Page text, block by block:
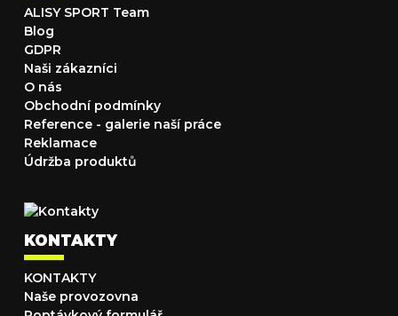
ALISY SPORT Team
Blog
GDPR
Naši zákazníci
O nás
Obchodní podmínky
Reference - galerie naší práce
Reklamace
Údržba produktů
KONTAKTY
KONTAKTY
Naše provozovna